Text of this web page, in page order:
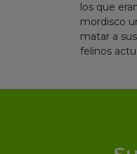
los que
mordisco
matar a
felinos